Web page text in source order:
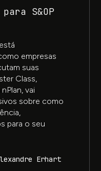
S&OP
empresas
suas
Class,
vai
sobre como
para o seu
Erhart